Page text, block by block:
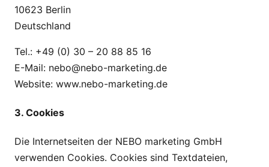
10623 Berlin
Deutschland
Tel.: +49 (0) 30 – 20 88 85 16
E-Mail: nebo@nebo-marketing.de
Website: www.nebo-marketing.de
3. Cookies
Die Internetseiten der NEBO marketing GmbH
verwenden Cookies. Cookies sind Textdateien,